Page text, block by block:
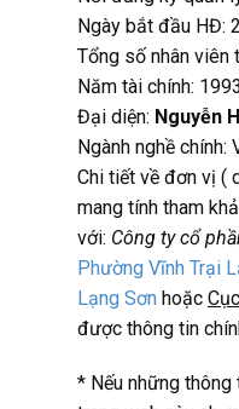
Ngày bắt đầu HĐ:
Tổng số nhân viên
Năm tài chính: 1993
Đại diện: Nguyễn
Ngành nghề
Chi tiết về đơn vị (
mang tính tham
với: Công ty cổ
Phường Vĩnh Trại
Lạng Sơn hoặc
được thông tin
* Nếu những